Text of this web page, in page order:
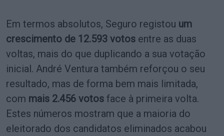
Em termos absolutos, Seguro registou um
crescimento de 12.593 votos entre as duas
voltas, mais do que duplicando a sua votação
inicial. André Ventura também reforçou o seu
resultado, mas de forma bem mais limitada,
com mais 2.456 votos face à primeira volta.
Estes números mostram que a maioria do
eleitorado dos candidatos eliminados acabou